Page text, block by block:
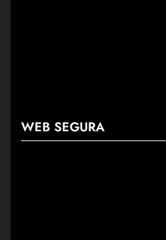
WEB SEGURA